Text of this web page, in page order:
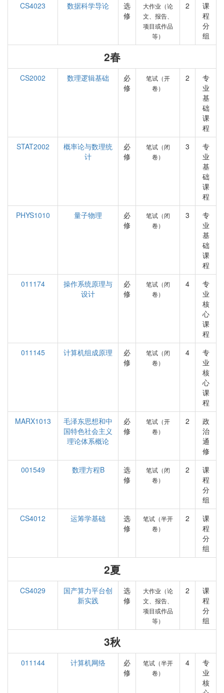
CS4023
数据科学导论
选
修
大作业（论
文、报告、
项目或作品
等）
2
课
程
分
组
2春
CS2002 数理逻辑基础
必
修
笔试（开
卷）
2
专
业
基
础
课
程
STAT2002
概率论与数理统
计
必
修
笔试（闭
卷）
3
专
业
基
础
课
程
PHYS1010
量子物理
必
修
笔试（闭
卷）
3
专
业
基
础
课
程
011174
操作系统原理与
设计
必
修
笔试（闭
卷）
4
专
业
核
心
课
程
011145
计算机组成原理
必
修
笔试（闭
卷）
4
专
业
核
心
课
程
MARX1013
毛泽东思想和中
国特色社会主义
理论体系概论
必
修
笔试（开
卷）
2
政
治
通
修
001549
数理方程B
选
修
笔试（闭
卷）
2
课
程
分
组
CS4012
运筹学基础
选
修
笔试（半开
卷）
2
课
程
分
组
2夏
CS4029
国产算力平台创
新实践
选
修
大作业（论
文、报告、
项目或作品
等）
2
课
程
分
组
3秋
011144 计算机网络
必
修
笔试（半开
卷）
4
专
业
核